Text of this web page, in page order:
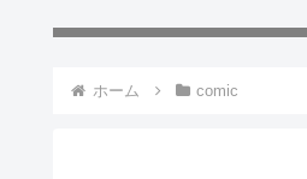
ホーム comic